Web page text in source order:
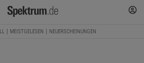
MEISTGELESEN NEUERSCHEINUNGEN